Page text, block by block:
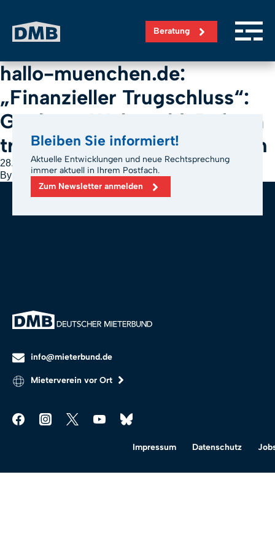
Beratung
hallo-muenchen.de:
„Finanzieller Trugschluss“:
Geplante Wohngeld-Reform
trifft vor allem zwei Gruppen
28. Juni 2026
By
m.bickel
Bleiben Sie informiert!
Aktuelle Entwicklungen und neue Rechtsprechung
immer aktuell in Ihrem Postfach.
Zum Newsletter anmelden
info@mieterbund.de
Mieterverein vor Ort
Impressum Datenschutz